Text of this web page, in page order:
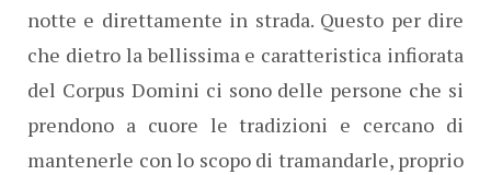
notte e direttamente in strada. Questo per dire
che dietro la bellissima e caratteristica infiorata
del Corpus Domini ci sono delle persone che si
prendono a cuore le tradizioni e cercano di
mantenerle con lo scopo di tramandarle, proprio